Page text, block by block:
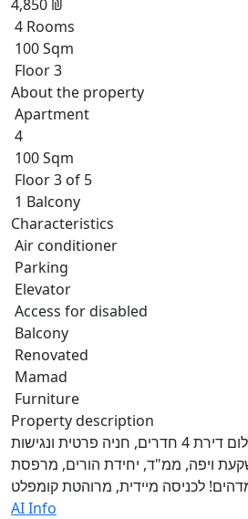
4,850 ₪
4 Rooms
100 Sqm
Floor 3
About the property
Apartment
4
100 Sqm
Floor 3 of 5
1 Balcony
Characteristics
Air conditioner
Parking
Elevator
Access for disabled
Balcony
Renovated
Mamad
Furniture
Property description
בבניין איכותי בלאון בלום דירת 4 חדרים, חניה פרטית ונגישות
ויפה, ממ"ד, יחידת הורים, מרפסת
AI Info